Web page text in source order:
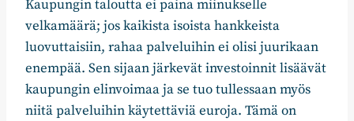
Kaupungin taloutta ei paina miinukselle
velkamäärä; jos kaikista isoista hankkeista
luovuttaisiin, rahaa palveluihin ei olisi juurikaan
enempää. Sen sijaan järkevät investoinnit lisäävät
kaupungin elinvoimaa ja se tuo tullessaan myös
niitä palveluihin käytettäviä euroja. Tämä on